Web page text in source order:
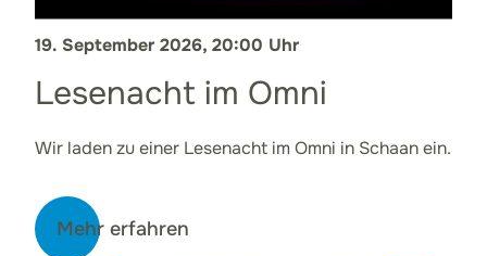
19. September 2026, 20:00 Uhr
Lesenacht im Omni
Wir laden zu einer Lesenacht im Omni in Schaan ein.
Mehr erfahren